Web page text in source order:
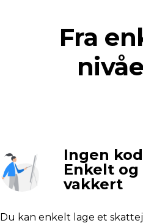
Fra
Ingen
Enkelt og
vakkert
Du kan enkelt lage et